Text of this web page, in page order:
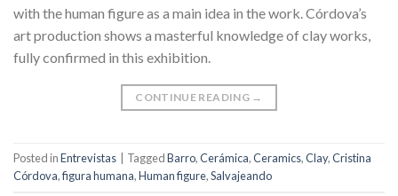
with the human figure as a main idea in the work. Córdova’s
art production shows a masterful knowledge of clay works,
fully confirmed in this exhibition.
CONTINUE READING →
Posted inEntrevistas TaggedBarro,Cerámica,Ceramics,Clay,Cristina
Córdova,figura humana,Human figure,Salvajeando